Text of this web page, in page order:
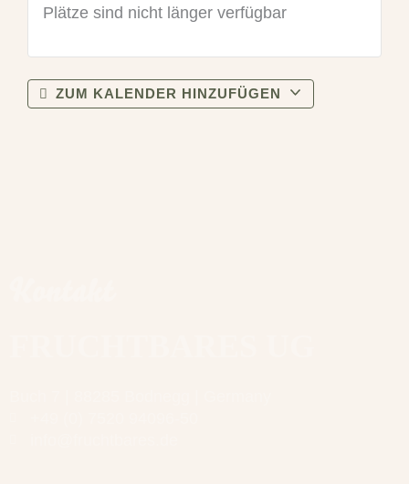
Plätze sind nicht länger verfügbar
ZUM KALENDER HINZUFÜGEN